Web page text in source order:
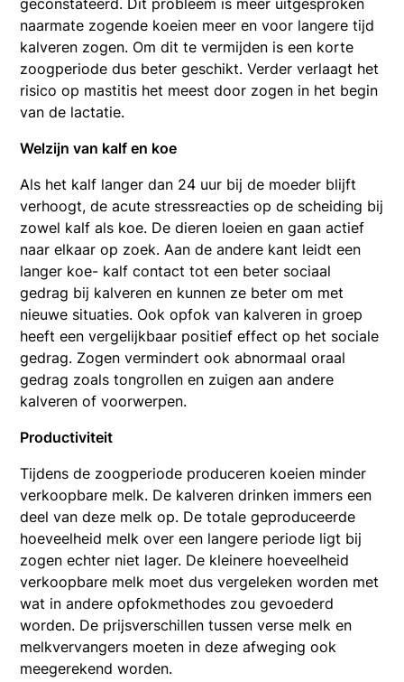
naarmate zogende koeien meer en voor langere tijd
kalveren zogen. Om dit te vermijden is een korte
zoogperiode dus beter geschikt. Verder verlaagt het
risico op mastitis het meest door zogen in het begin
van de lactatie.
Welzijn van kalf en koe
Als het kalf langer dan 24 uur bij de moeder blijft
verhoogt, de acute stressreacties op de scheiding bij
zowel kalf als koe. De dieren loeien en gaan actief
naar elkaar op zoek. Aan de andere kant leidt een
langer koe- kalf contact tot een beter sociaal
gedrag bij kalveren en kunnen ze beter om met
nieuwe situaties. Ook opfok van kalveren in groep
heeft een vergelijkbaar positief effect op het sociale
gedrag. Zogen vermindert ook abnormaal oraal
gedrag zoals tongrollen en zuigen aan andere
kalveren of voorwerpen.
Productiviteit
Tijdens de zoogperiode produceren koeien minder
verkoopbare melk. De kalveren drinken immers een
deel van deze melk op. De totale geproduceerde
hoeveelheid melk over een langere periode ligt bij
zogen echter niet lager. De kleinere hoeveelheid
verkoopbare melk moet dus vergeleken worden met
wat in andere opfokmethodes zou gevoederd
worden. De prijsverschillen tussen verse melk en
melkvervangers moeten in deze afweging ook
meegerekend worden.